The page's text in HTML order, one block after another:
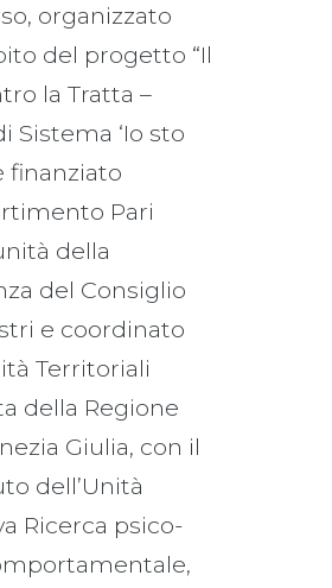
organizzato
del progetto “Il
la Tratta –
Sistema ‘Io sto
finanziato
Pari
della
del Consiglio
e coordinato
Territoriali
della Regione
Giulia, con il
dell’Unità
Ricerca psico-